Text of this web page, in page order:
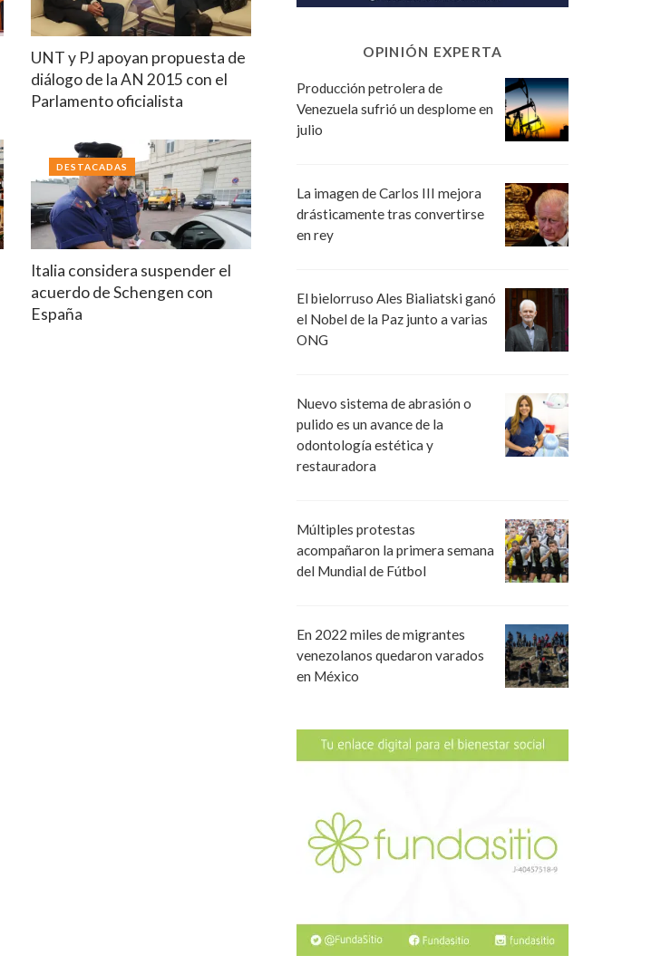
UNT y PJ apoyan propuesta de
diálogo de la AN 2015 con el
Parlamento oficialista
Italia considera suspender el
acuerdo de Schengen con
España
DESTACADAS
OPINIÓN EXPERTA
Producción petrolera de
Venezuela sufrió un desplome en
julio
La imagen de Carlos III mejora
drásticamente tras convertirse
en rey
El bielorruso Ales Bialiatski ganó
el Nobel de la Paz junto a varias
ONG
Nuevo sistema de abrasión o
pulido es un avance de la
odontología estética y
restauradora
Múltiples protestas
acompañaron la primera semana
del Mundial de Fútbol
En 2022 miles de migrantes
venezolanos quedaron varados
en México